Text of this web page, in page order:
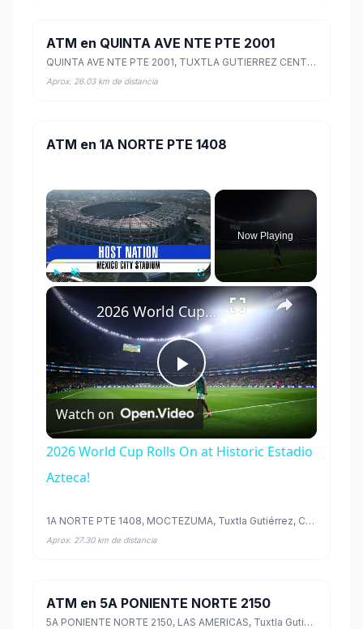
ATM en QUINTA AVE NTE PTE 2001
QUINTA AVE NTE PTE 2001, TUXTLA GUTIERREZ CENTRO, Tuxtla Gutiérrez, Chiapas
Aprox. 26.03 km de distancia
ATM en 1A NORTE PTE 1408
×
Play Fullscreen
Now Playing
×
Play
Video
2026 World Cup Rolls On at Historic Estadio Azteca!
Watch on
2026 World Cup Rolls On at Historic Estadio
Azteca!
1A NORTE PTE 1408, MOCTEZUMA, Tuxtla Gutiérrez, Chiapas
Aprox. 27.30 km de distancia
ATM en 5A PONIENTE NORTE 2150
5A PONIENTE NORTE 2150, LAS AMERICAS, Tuxtla Gutiérrez, Chiapas